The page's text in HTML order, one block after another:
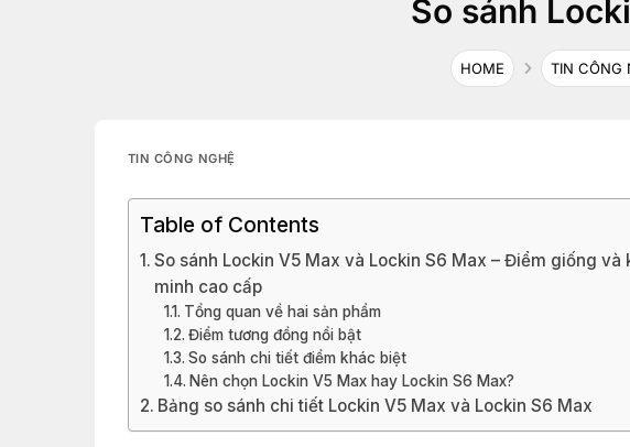
So sánh
HOME TIN CÔNG
TIN CÔNG NGHỆ
Table of Contents
So sánh Lockin V5 Max và Lockin S6 Max – Điểm giống và
minh cao cấp
Tổng quan về hai sản phẩm
Điểm tương đồng nổi bật
So sánh chi tiết điểm khác biệt
Nên chọn Lockin V5 Max hay Lockin S6 Max?
Bảng so sánh chi tiết Lockin V5 Max và Lockin S6 Max